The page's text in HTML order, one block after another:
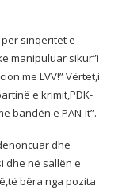
sinqeritet e
manipuluar sikur”i
me LVV!” Vërtet,i
e krimit,PDK-
bandën e PAN-it”.
dhe
dhe në sallën e
bëra nga pozita